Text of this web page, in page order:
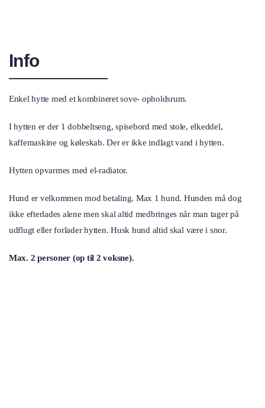
Info
Enkel hytte med et kombineret sove- opholdsrum.
I hytten er der 1 dobbeltseng, spisebord med stole, elkeddel,
kaffemaskine og køleskab. Der er ikke indlagt vand i hytten.
Hytten opvarmes med el-radiator.
Hund er velkommen mod betaling. Max 1 hund. Hunden må dog
ikke efterlades alene men skal altid medbringes når man tager på
udflugt eller forlader hytten. Husk hund altid skal være i snor.
Max. 2 personer (op til 2 voksne).